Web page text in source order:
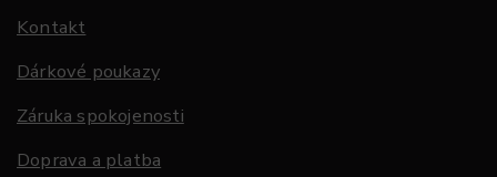
Kontakt
Dárkové poukazy
Záruka spokojenosti
Doprava a platba